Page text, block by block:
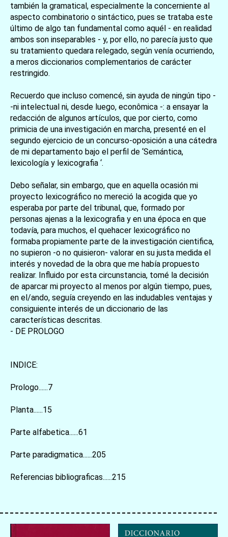
お買い物を続ける カートへ進む
también la gramatical, especialmente la concerniente al
aspecto combinatorio o sintáctico, pues se trataba este
último de algo tan fundamental como aquél - en realidad
ambos son inseparables - y, por ello, no parecía justo que
su tratamiento quedara relegado, según venía ocurriendo,
a meros diccionarios complementarios de carácter
restringido.
Recuerdo que incluso comencé, sin ayuda de ningún tipo -
-ni intelectual ni, desde luego, econômica -: a ensayar la
redacción de algunos artículos, que por cierto, como
primicia de una investigación en marcha, presenté en el
segundo ejercicio de un concurso-oposición a una cátedra
de mi departamento bajo el perfil de ‘Semántica,
lexicología y lexicografia ‘.
Debo señalar, sin embargo, que en aquella ocasión mi
proyecto lexicográfico no mereció la acogida que yo
esperaba por parte del tribunal, que, formado por
personas ajenas a la lexicografia y en una época en que
todavía, para muchos, el quehacer lexicográfico no
formaba propiamente parte de la investigación cientifica,
no supieron -o no quisieron- valorar en su justa medida el
interés y novedad de la obra que me había propuesto
realizar. Influido por esta circunstancia, tomé la decisión
de aparcar mi proyecto al menos por algún tiempo, pues,
en el/ando, seguía creyendo en las indudables ventajas y
consiguiente interés de un diccionario de las
características descritas.
- DE PROLOGO
INDICE:
Prologo......7
Planta......15
Parte alfabetica......61
Parte paradigmatica......205
Referencias bibliograficas......215